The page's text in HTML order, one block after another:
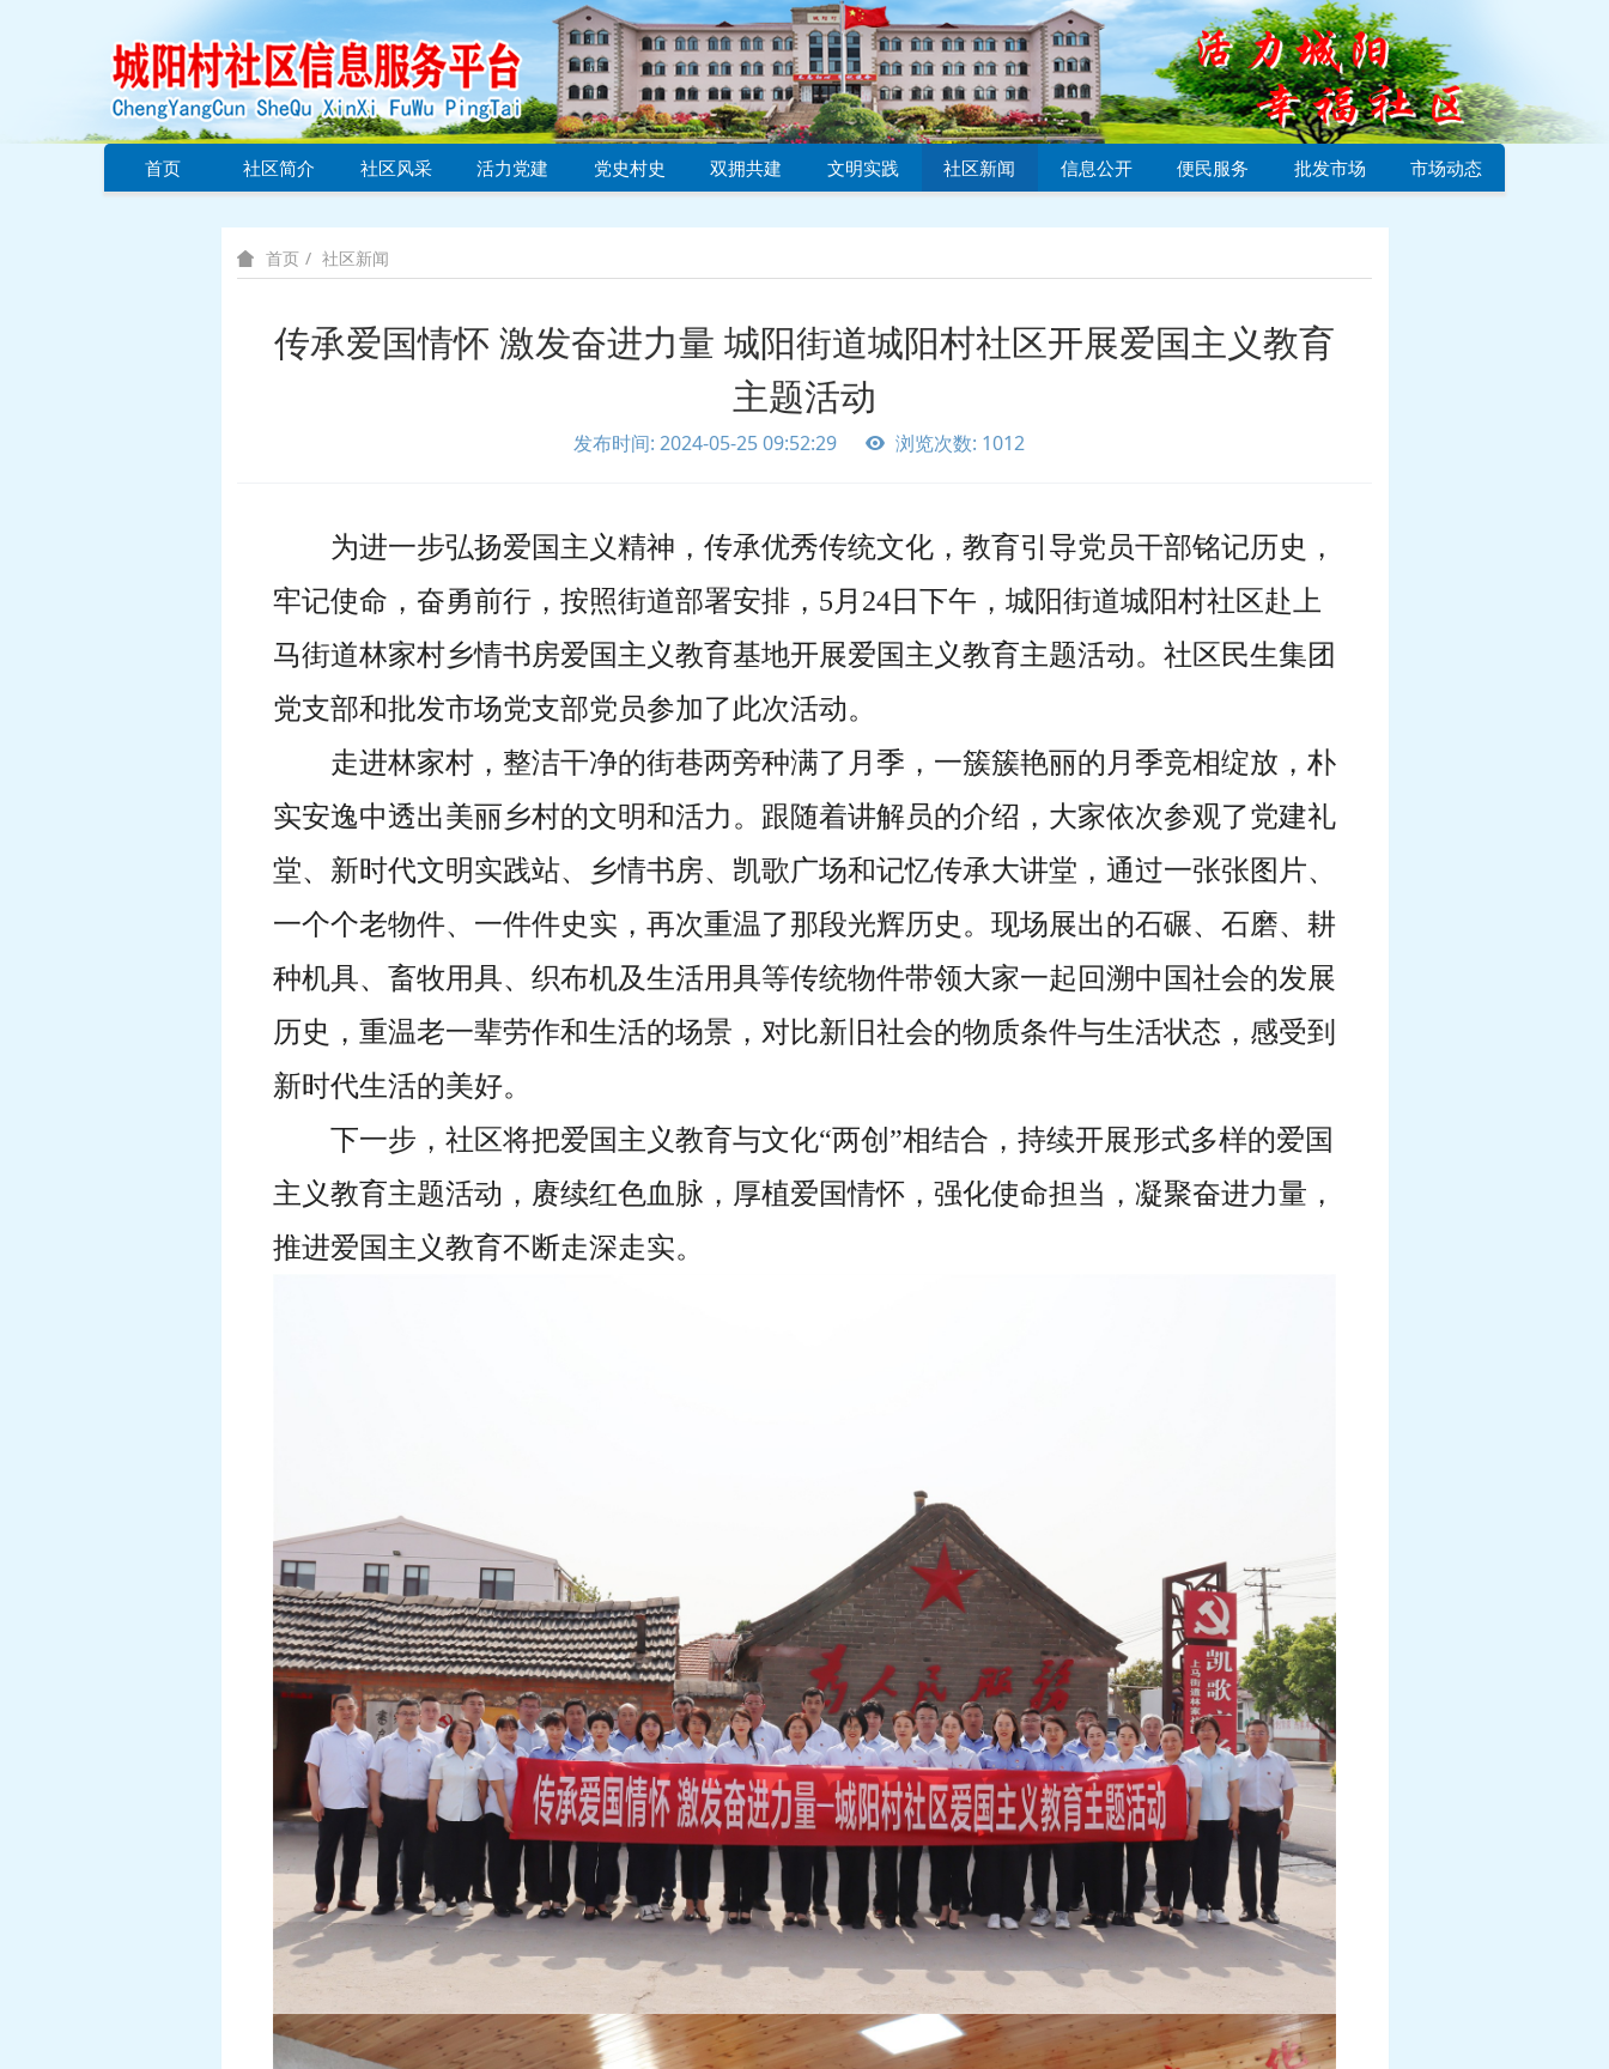
首页 社区简介 社区风采 活力党建 党史村史 双拥共建 文明实践 社区新闻 信息公开 便民服务 批发市场 市场动态
首页 社区新闻
传承爱国情怀 激发奋进力量 城阳街道城阳村社区开展爱国主义教育
主题活动
发布时间: 2024-05-25 09:52:29 浏览次数: 1012
为进一步弘扬爱国主义精神，传承优秀传统文化，教育引导党员干部铭记历史，
牢记使命，奋勇前行，按照街道部署安排， 5月24日下午，城阳街道城阳村社区赴上
马街道林家村乡情书房爱国主义教育基地开展爱国主义教育主题活动。社区民生集团
党支部和批发市场党支部党员参加了此次活动。
走进林家村，整洁干净的街巷两旁种满了月季，一簇簇艳丽的月季竞相绽放，朴
实安逸中透出美丽乡村的文明和活力。跟随着讲解员的介绍，大家依次参观了党建礼
堂、新时代文明实践站、乡情书房、凯歌广场和记忆传承大讲堂，通过一张张图片、
一个个老物件、一件件史实，再次重温了那段光辉历史。现场展出的石碾、石磨、耕
种机具、畜牧用具、织布机及生活用具等传统物件带领大家一起回溯中国社会的发展
历史，重温老一辈劳作和生活的场景，对比新旧社会的物质条件与生活状态，感受到
新时代生活的美好。
下一步，社区将把爱国主义教育与文化“两创”相结合，持续开展形式多样的爱国
主义教育主题活动，赓续红色血脉，厚植爱国情怀，强化使命担当，凝聚奋进力量，
推进爱国主义教育不断走深走实。